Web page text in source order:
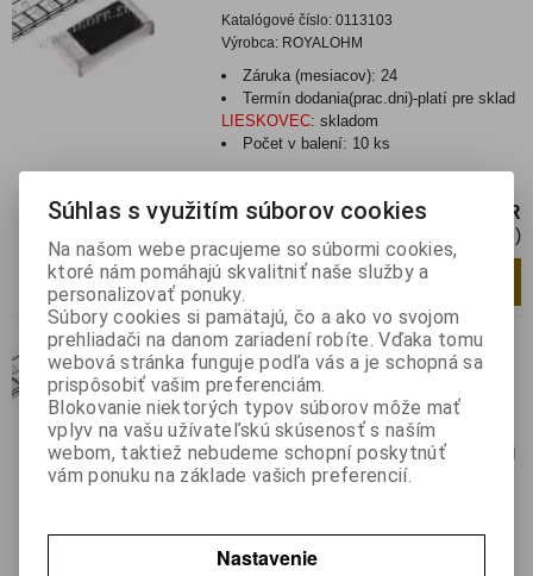
Katalógové číslo: 0113103
Výrobca: ROYALOHM
Záruka (mesiacov): 24
Termín dodania(prac.dni)-platí pre sklad
LIESKOVEC: skladom
Počet v balení: 10 ks
Resistor SMD 2512 1W 22K 5%
0,30 EUR
0,40 EUR (Cena bez DPH)
bal. Pridať do košíka
390R
Katalógové číslo:
0113112
Výrobca:
ROYALOHM
Záruka (mesiacov):24
Termín dodania(prac.dni)-platí pre sklad
LIESKOVEC :skladom
Resistor SMD 2512 1W 390R 5%
Súhlas s využitím súborov cookies
Na našom webe pracujeme so súbormi cookies,
ktoré nám pomáhajú skvalitniť naše služby a
personalizovať ponuky.
Súbory cookies si pamätajú, čo a ako vo svojom
prehliadači na danom zariadení robíte. Vďaka tomu
webová stránka funguje podľa vás a je schopná sa
prispôsobiť vašim preferenciám.
Blokovanie niektorých typov súborov môže mať
vplyv na vašu užívateľskú skúsenosť s naším
webom, taktiež nebudeme schopní poskytnúť
vám ponuku na základe vašich preferencií.
Nastavenie